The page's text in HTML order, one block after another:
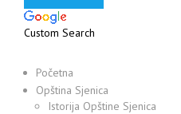
Custom Search
Početna
Opština Sjenica
Istorija Opštine Sjenica